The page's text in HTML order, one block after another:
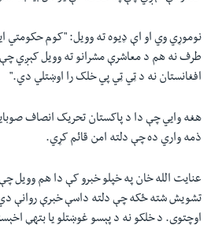
نوموړي وي او اې ډيوه ته وويل: "کوم حکومتي
طرف نه هم د معاشرې مشرانو ته وويل کېږي
افغانستان نه د ټي ټي پي خلک را اوښتلي دي."
هغه وايي چې دا د پاکستان تحريک انصاف
ذمه واري ده چې دلته امن قائم کړي.
عنايت الله خان په خپلو خبرو کې دا هم وويل
تشويش شته ځکه چې دلته داسې خبرې روانې
اوچتوي. د خلکو نه د پېسو غوښتلو يا بتهې